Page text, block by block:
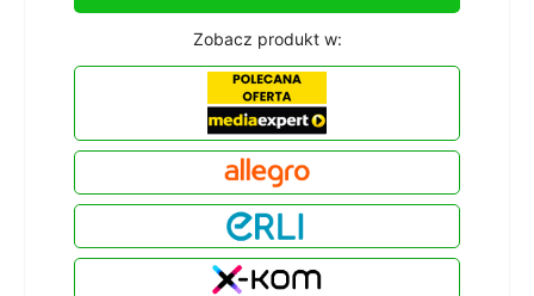
Zobacz produkt w: